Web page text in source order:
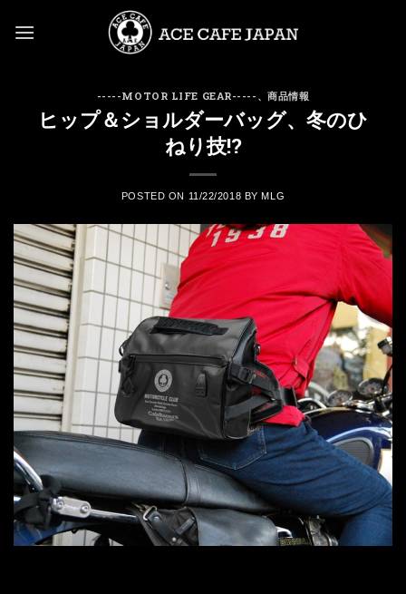
-----MOTOR LIFE GEAR----- 、商品情報
ヒップ＆ショルダーバッグ、冬のひ
ねり技!?
POSTED ON 11/22/2018 BYMLG